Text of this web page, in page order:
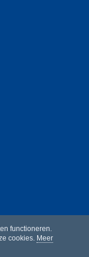
functioneren.
cookies. Meer